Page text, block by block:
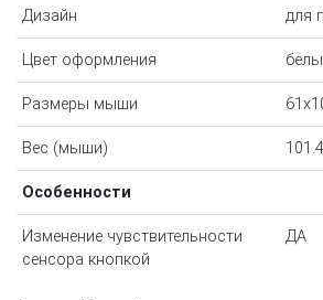
Дизайн для
Цвет оформления
Размеры мыши
Вес (мыши)
Особенности
Изменение чувствительности
сенсора кнопкой
ДА